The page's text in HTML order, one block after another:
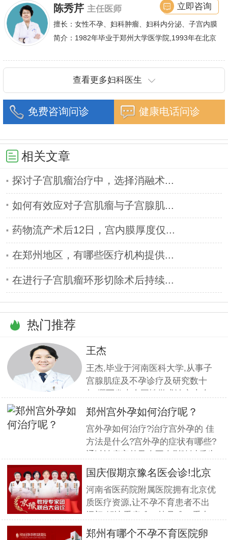
富的临床经验.
陈秀芹 主任医师
擅长：女性不孕、妇科肿瘤、妇科内分泌、子宫内膜
异位症、多囊卵巢等疾病的诊治,宫腹腔镜手术,盆底
简介：1982年毕业于郑州大学医学院,1993年在北京
立即咨询
查看更多妇科医生
免费咨询问诊 健康电话问诊
相关文章
探讨子宫肌瘤治疗中，选择消融术...
如何有效应对子宫肌瘤与子宫腺肌...
药物流产术后12日，宫内膜厚度仅...
在郑州地区，有哪些医疗机构提供...
在进行子宫肌瘤环形切除术后持续...
热门推荐
王杰
王杰,毕业于河南医科大学,从事子
宫腺肌症及不孕诊疗及研究数十
年,撰写发表全国性学术论文十余
篇.对宫、腹腔镜等微创高科技技
术诊治子宫腺肌症、石女、子宫肌
瘤、女性不孕等妇科疑难杂症有一
套成熟完整的方案,深得患者好评!
郑州宫外孕如何治疗呢？
宫外孕如何治疗?治疗宫外孕的 佳
方法是什么?宫外孕的症状有哪些?
通过治疗宫外孕会不会影响以后生
育?这一系列问题都是网友对宫外
孕的疑虑,那么宫外孕到底怎么治
疗呢?我们请专家为网友解答一下
宫外孕的相关为题. 什么是宫外
孕?医大专家指出宫外孕又称异位
妊娠,
国庆假期京豫名医会诊!北京
不孕
河南省医药院附属医院拥有北京优
质医疗资源,让不孕不育患者不出
家更难的问题.此次国庆期间(10月
郑州有哪个不孕不育医院卵